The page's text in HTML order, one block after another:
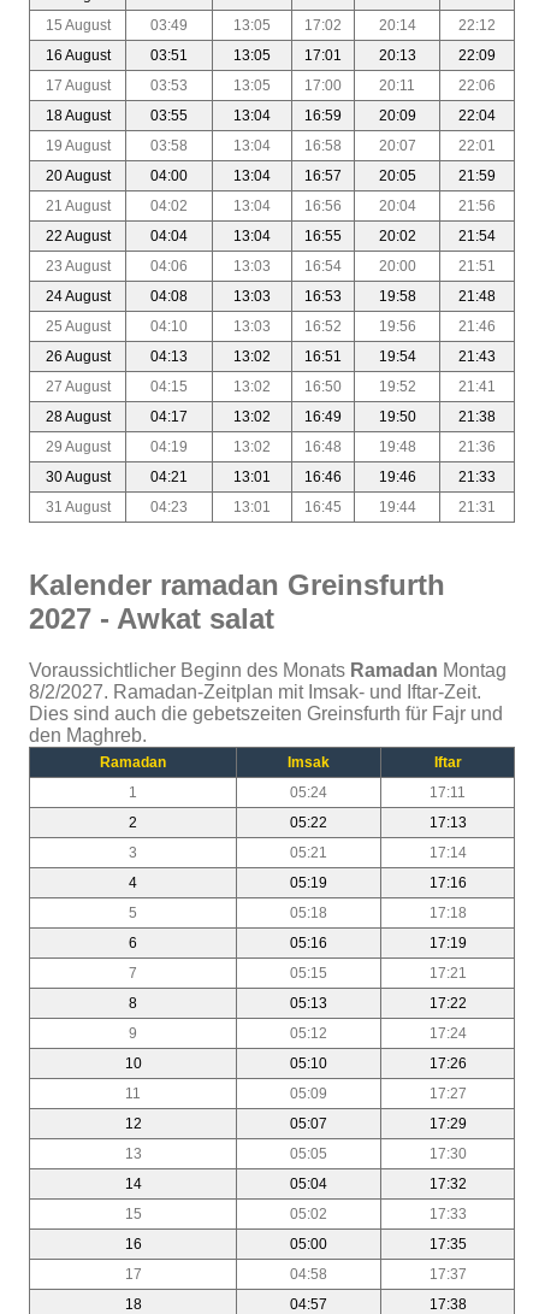
15 August
03:49 13:05 17:02 20:14
22:12
16 August
03:51 13:05 17:01 20:13
22:09
17 August
03:53 13:05 17:00 20:11
22:06
18 August
03:55 13:04 16:59 20:09
22:04
19 August
03:58 13:04 16:58 20:07
22:01
20 August
04:00 13:04 16:57 20:05
21:59
21 August
04:02 13:04 16:56 20:04
21:56
22 August
04:04 13:04 16:55 20:02
21:54
23 August
04:06 13:03 16:54 20:00
21:51
24 August
04:08 13:03 16:53 19:58
21:48
25 August
04:10 13:03 16:52 19:56
21:46
26 August
04:13 13:02 16:51 19:54
21:43
27 August
04:15 13:02 16:50 19:52
21:41
28 August
04:17 13:02 16:49 19:50
21:38
29 August
04:19 13:02 16:48 19:48
21:36
30 August
04:21 13:01 16:46 19:46
21:33
31 August
04:23 13:01 16:45 19:44 21:31
Kalender ramadan Greinsfurth
2027 - Awkat salat
Voraussichtlicher Beginn des Monats Ramadan Montag
8/2/2027. Ramadan-Zeitplan mit Imsak- und Iftar-Zeit.
Dies sind auch die gebetszeiten Greinsfurth für Fajr und
den Maghreb.
Ramadan Imsak
Iftar
1
05:24
17:11
2
05:22
17:13
3
05:21
17:14
4
05:19
17:16
5
05:18
17:18
6
05:16
17:19
7
05:15
17:21
8
05:13
17:22
9
05:12
17:24
10
05:10
17:26
11
05:09
17:27
12
05:07
17:29
13
05:05
17:30
14
05:04
17:32
15
05:02
17:33
16
05:00
17:35
17
04:58
17:37
18
04:57
17:38